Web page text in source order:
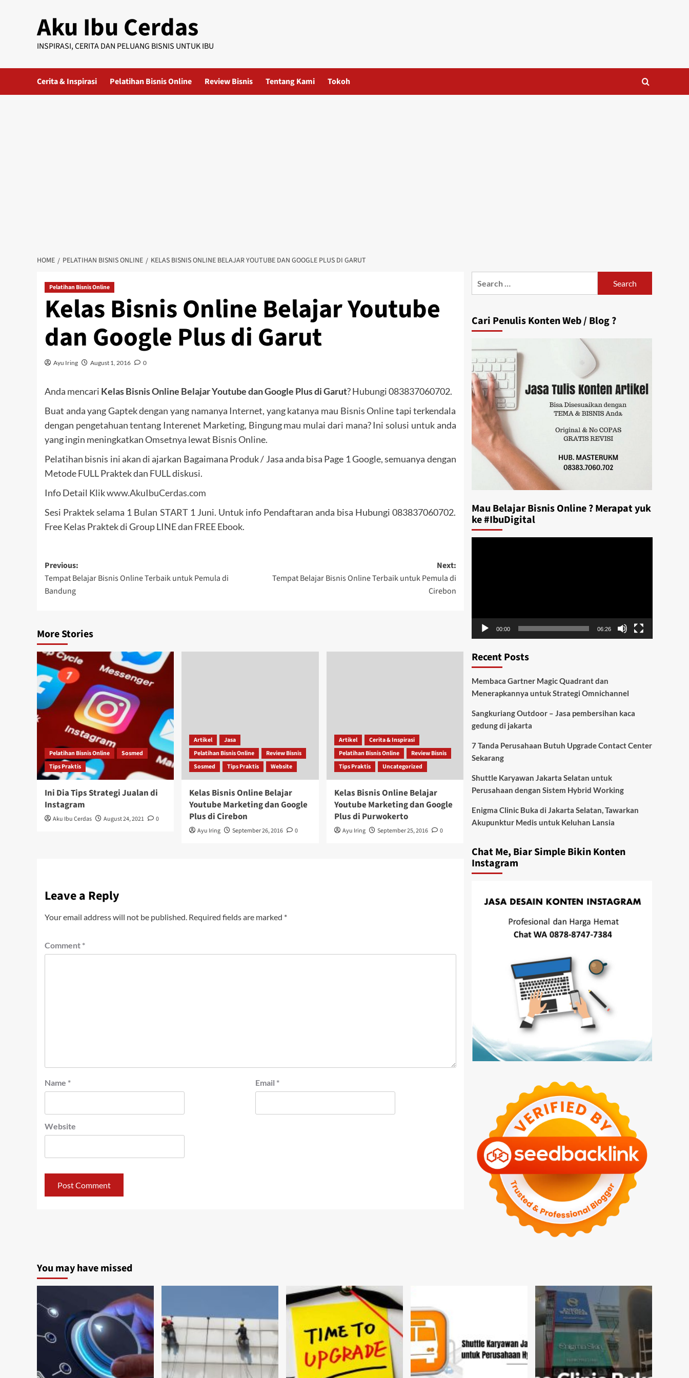
Aku Ibu Cerdas
INSPIRASI, CERITA DAN PELUANG BISNIS UNTUK IBU
Cerita & Inspirasi Pelatihan Bisnis Online Review Bisnis Tentang Kami Tokoh
HOME PELATIHAN BISNIS ONLINE KELAS BISNIS ONLINE BELAJAR YOUTUBE DAN GOOGLE PLUS DI GARUT
Pelatihan Bisnis Online
Kelas Bisnis Online Belajar Youtube
dan Google Plus di Garut
Ayu Iring August 1, 2016 0
Anda mencari Kelas Bisnis Online Belajar Youtube dan Google Plus di Garut? Hubungi 083837060702.
Buat anda yang Gaptek dengan yang namanya Internet, yang katanya mau Bisnis Online tapi terkendala
dengan pengetahuan tentang Interenet Marketing, Bingung mau mulai dari mana? Ini solusi untuk anda
yang ingin meningkatkan Omsetnya lewat Bisnis Online.
Pelatihan bisnis ini akan di ajarkan Bagaimana Produk / Jasa anda bisa Page 1 Google, semuanya dengan
Metode FULL Praktek dan FULL diskusi.
Info Detail Klikwww.AkuIbuCerdas.com
Sesi Praktek selama 1 Bulan START 1 Juni. Untuk info Pendaftaran anda bisa Hubungi 083837060702.
Free Kelas Praktek di Group LINE dan FREE Ebook.
Post
navigation
Previous:
Tempat Belajar Bisnis Online Terbaik untuk Pemula di
Bandung
Next:
Tempat Belajar Bisnis Online Terbaik untuk Pemula di
Cirebon
More Stories
Pelatihan Bisnis Online
Sosmed
Tips Praktis
Ini Dia Tips Strategi Jualan di
Instagram
Aku Ibu Cerdas August 24, 2021 0
Artikel
Jasa
Pelatihan Bisnis Online
Review Bisnis
Sosmed
Tips Praktis Website
Kelas Bisnis Online Belajar
Youtube Marketing dan Google
Plus di Cirebon
Ayu Iring September 26, 2016 0
Artikel
Cerita & Inspirasi
Pelatihan Bisnis Online
Review Bisnis
Tips Praktis
Uncategorized
Kelas Bisnis Online Belajar
Youtube Marketing dan Google
Plus di Purwokerto
Ayu Iring September 25, 2016 0
Leave a Reply
Your email address will not be published. Required fields are marked *
Comment *
Name * Email *
Website
Cari Penulis Konten Web / Blog ?
Mau Belajar Bisnis Online ? Merapat yuk
ke #IbuDigital
00:00 06:26
Recent Posts
Membaca Gartner Magic Quadrant dan
Menerapkannya untuk Strategi Omnichannel
Sangkuriang Outdoor – Jasa pembersihan kaca
gedung di jakarta
7 Tanda Perusahaan Butuh Upgrade Contact Center
Sekarang
Shuttle Karyawan Jakarta Selatan untuk
Perusahaan dengan Sistem Hybrid Working
Enigma Clinic Buka di Jakarta Selatan, Tawarkan
Akupunktur Medis untuk Keluhan Lansia
Chat Me, Biar Simple Bikin Konten
Instagram
You may have missed